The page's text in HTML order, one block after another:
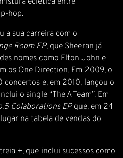
hop.
a sua carreira com o
Room EP, que Sheeran já
nomes como Elton John e
os One Direction. Em 2009, o
e, em 2010, lançou o
o single “The A Team”. Em
Colaborations EPque, em 24
na tabela de vendas do
+, que inclui sucessos como